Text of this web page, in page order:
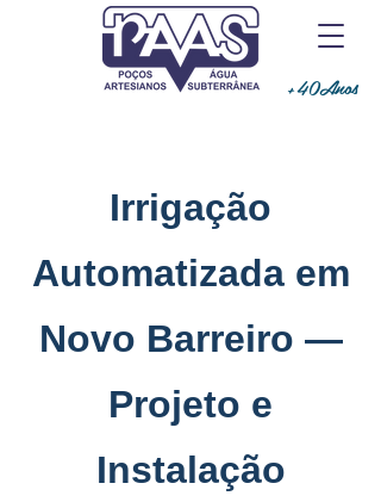
+40Anos
Irrigação
Automatizada em
Novo Barreiro —
Projeto e
Instalação